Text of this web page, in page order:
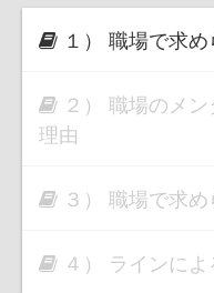
１） 職場で求
２） 職場のメ
理由
３） 職場で求
４） ラインに